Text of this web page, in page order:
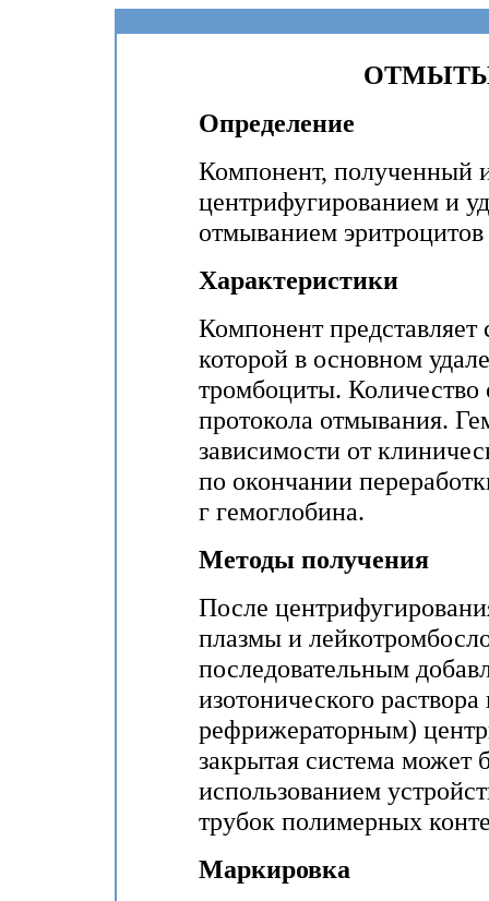
Определение
Компонент, полученный
центрифугированием и
отмыванием
Характеристики
Компонент представляет
которой в основном
тромбоциты. Количество
протокола отмывания.
зависимости от
по окончании
г гемоглобина.
Методы получения
После
плазмы и
последовательным
изотонического
рефрижераторным)
закрытая система может
использованием
трубок полимерных
Маркировка